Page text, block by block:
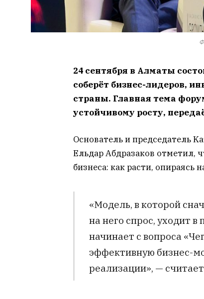
24 сентября в Алматы
соберёт бизнес-лидеров,
страны. Главная тема
устойчивому росту,
Основатель и председатель
Ельдар Абдразаков отметил,
бизнеса: как расти, опираясь
«Модель, в которой
на него спрос, уходит
начинает с вопроса
эффективную бизнес-
реализации», —